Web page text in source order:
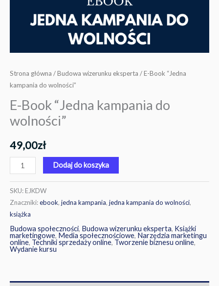
Strona główna /Budowa wizerunku eksperta / E-Book “Jedna
kampania do wolności”
E-Book “Jedna kampania do
wolności”
49,00zł
Dodaj do koszyka
SKU: EJKDW
Znaczniki:ebook, jedna kampania, jedna kampania do wolności,
książka
Budowa społeczności, Budowa wizerunku eksperta, Książki
marketingowe, Media społecznościowe, Narzędzia marketingu
online, Techniki sprzedaży online, Tworzenie biznesu online,
Wydanie kursu